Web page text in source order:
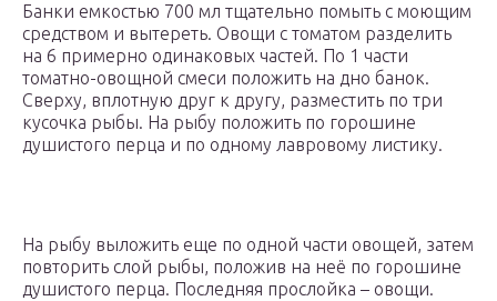
Банки емкостью 700 мл тщательно помыть с моющим
средством и вытереть. Овощи с томатом разделить
на 6 примерно одинаковых частей. По 1 части
томатно-овощной смеси положить на дно банок.
Сверху, вплотную друг к другу, разместить по три
кусочка рыбы. На рыбу положить по горошине
душистого перца и по одному лавровому листику.
На рыбу выложить еще по одной части овощей, затем
повторить слой рыбы, положив на неё по горошине
душистого перца. Последняя прослойка – овощи.